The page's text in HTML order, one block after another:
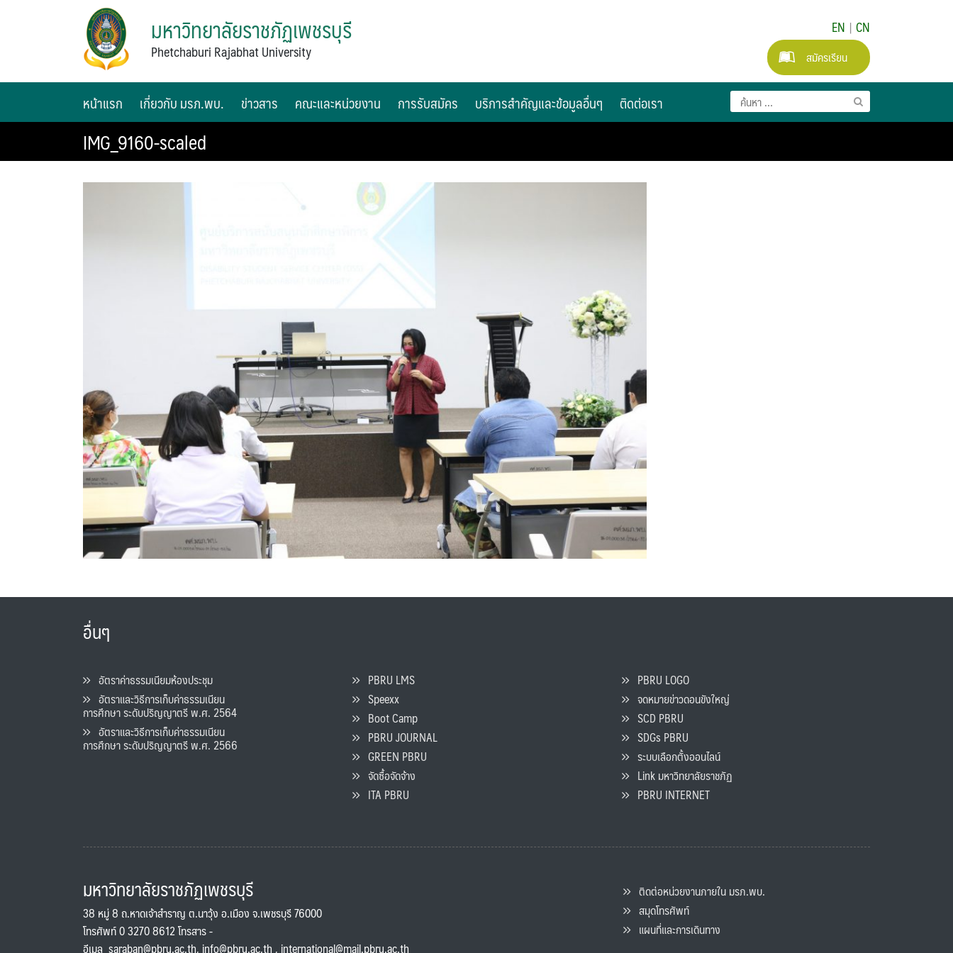
มหาวิทยาลัยราชภัฏเพชรบุรี
Phetchaburi Rajabhat University
EN | CN
สมัครเรียน
หน้าแรก เกี่ยวกับ มรภ.พบ. ข่าวสาร คณะและหน่วยงาน การรับสมัคร บริการสำคัญและข้อมูลอื่นๆ ติดต่อเรา
IMG_9160-scaled
อื่นๆ
อัตราค่าธรรมเนียมห้องประชุม
อัตราและวิธีการเก็บค่าธรรมเนียน
การศึกษา ระดับปริญญาตรี พ.ศ. 2564
อัตราและวิธีการเก็บค่าธรรมเนียน
การศึกษา ระดับปริญญาตรี พ.ศ. 2566
PBRU LMS
Speexx
Boot Camp
PBRU JOURNAL
GREEN PBRU
จัดซื้อจัดจ้าง
ITA PBRU
PBRU LOGO
จดหมายข่าวดอนขังใหญ่
SCD PBRU
SDGs PBRU
ระบบเลือกตั้งออนไลน์
Link มหาวิทยาลัยราชภัฏ
PBRU INTERNET
มหาวิทยาลัยราชภัฏเพชรบุรี
38 หมู่ 8 ถ.หาดเจ้าสำราญ ต.นาวุ้ง อ.เมือง จ.เพชรบุรี 76000
โทรศัพท์ 0 3270 8612 โทรสาร -
อีเมล saraban@pbru.ac.th, info@pbru.ac.th , international@mail.pbru.ac.th
ติดต่อหน่วยงานภายใน มรภ.พบ.
สมุดโทรศัพท์
แผนที่และการเดินทาง